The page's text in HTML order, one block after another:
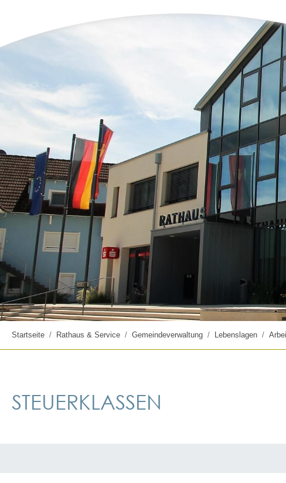
Startseite Rathaus & Service Gemeindeverwaltung Lebenslagen
STEUERKLASSEN